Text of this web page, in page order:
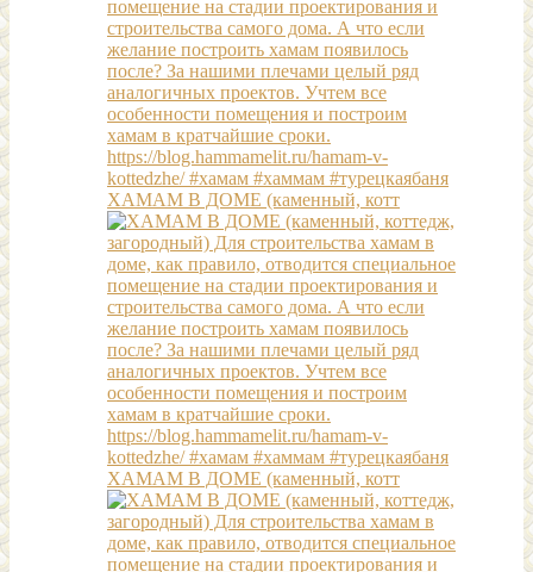
ХАМАМ В ДОМЕ (каменный, котт
ХАМАМ В ДОМЕ (каменный, котт